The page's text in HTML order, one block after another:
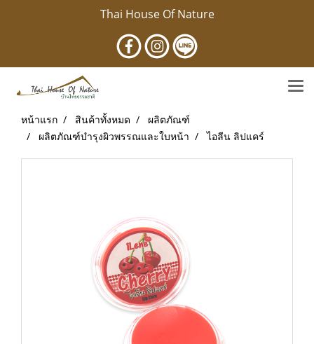
Thai House Of Nature
หน้าแรก สินค้าทั้งหมด
ผลิตภัณฑ์
ผลิตภัณฑ์บำรุงผิวพรรณและใบหน้า
ไอลีน ลิปแคร์